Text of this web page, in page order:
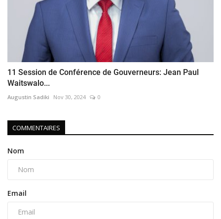
11 Session de Conférence de Gouverneurs: Jean Paul
Waitswalo...
Augustin Sadiki Nov 30, 2024 0
COMMENTAIRES
Nom
Email